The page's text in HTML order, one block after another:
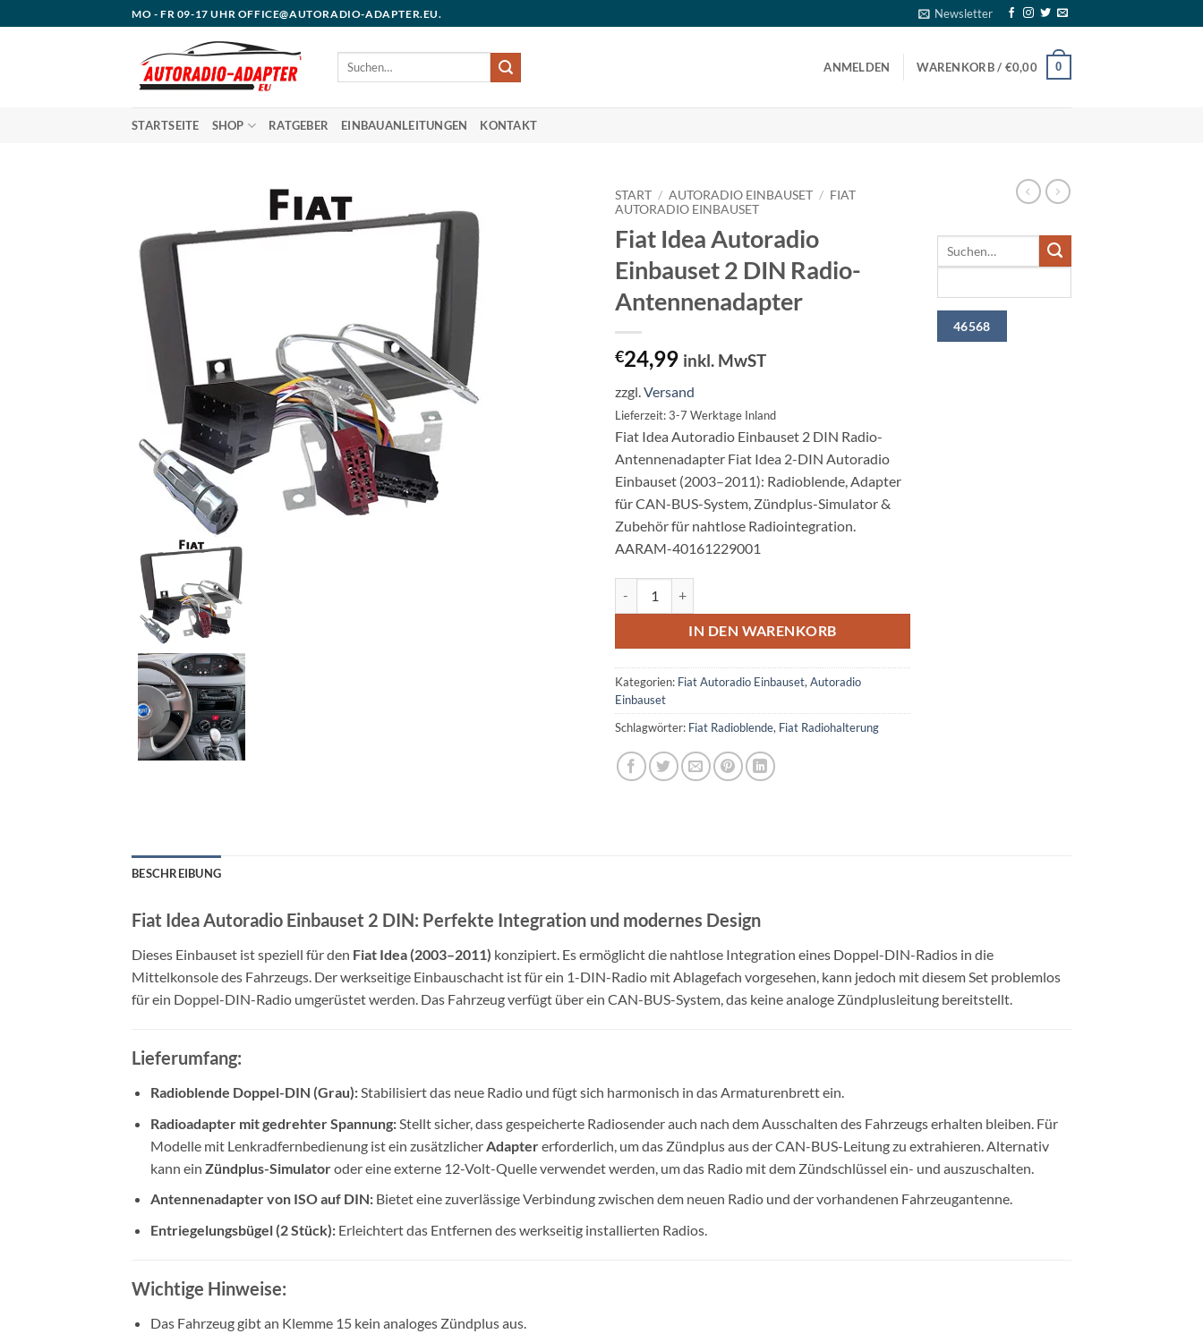
Inhalt
MO - FR 09-17 UHR OFFICE@AUTORADIO-ADAPTER.EU. Newsletter
Suchen
ANMELDEN WARENKORB / €0,00 0
STARTSEITE SHOP RATGEBER EINBAUANLEITUNGEN KONTAKT
START / AUTORADIO EINBAUSET / FIAT
AUTORADIO EINBAUSET
Fiat Idea Autoradio
Einbauset 2 DIN Radio-
Antennenadapter
€24,99 inkl. MwST
zzgl. Versand
Lieferzeit: 3-7 Werktage Inland
Fiat Idea Autoradio Einbauset 2 DIN Radio-
Antennenadapter Fiat Idea 2-DIN Autoradio
Einbauset (2003–2011): Radioblende, Adapter
für CAN-BUS-System, Zündplus-Simulator &
Zubehör für nahtlose Radiointegration.
AARAM-40161229001
IN DEN WARENKORB
Kategorien: Fiat Autoradio Einbauset, Autoradio
Einbauset
Schlagwörter: Fiat Radioblende, Fiat Radiohalterung
BESCHREIBUNG
Fiat Idea Autoradio Einbauset 2 DIN: Perfekte Integration und modernes Design
Dieses Einbauset ist speziell für den Fiat Idea (2003–2011) konzipiert. Es ermöglicht die nahtlose Integration eines Doppel-DIN-Radios in die
Mittelkonsole des Fahrzeugs. Der werkseitige Einbauschacht ist für ein 1-DIN-Radio mit Ablagefach vorgesehen, kann jedoch mit diesem Set problemlos
für ein Doppel-DIN-Radio umgerüstet werden. Das Fahrzeug verfügt über ein CAN-BUS-System, das keine analoge Zündplusleitung bereitstellt.
Lieferumfang:
Radioblende Doppel-DIN (Grau):Stabilisiert das neue Radio und fügt sich harmonisch in das Armaturenbrett ein.
Radioadapter mit gedrehter Spannung:Stellt sicher, dass gespeicherte Radiosender auch nach dem Ausschalten des Fahrzeugs erhalten bleiben. Für
Modelle mit Lenkradfernbedienung ist ein zusätzlicherAdaptererforderlich, um das Zündplus aus der CAN-BUS-Leitung zu extrahieren. Alternativ
kann ein Zündplus-Simulatoroder eine externe 12-Volt-Quelle verwendet werden, um das Radio mit dem Zündschlüssel ein- und auszuschalten.
Antennenadapter von ISO auf DIN:Bietet eine zuverlässige Verbindung zwischen dem neuen Radio und der vorhandenen Fahrzeugantenne.
Entriegelungsbügel (2 Stück):Erleichtert das Entfernen des werkseitig installierten Radios.
Wichtige Hinweise:
Das Fahrzeug gibt an Klemme 15 kein analoges Zündplus aus.